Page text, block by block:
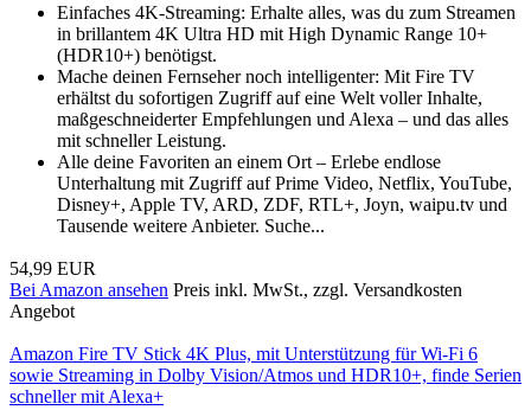
Einfaches 4K-Streaming: Erhalte alles, was du zum Streamen
in brillantem 4K Ultra HD mit High Dynamic Range 10+
(HDR10+) benötigst.
Mache deinen Fernseher noch intelligenter: Mit Fire TV
erhältst du sofortigen Zugriff auf eine Welt voller Inhalte,
maßgeschneiderter Empfehlungen und Alexa – und das alles
mit schneller Leistung.
Alle deine Favoriten an einem Ort – Erlebe endlose
Unterhaltung mit Zugriff auf Prime Video, Netflix, YouTube,
Disney+, Apple TV, ARD, ZDF, RTL+, Joyn, waipu.tv und
Tausende weitere Anbieter. Suche...
54,99 EUR
Bei Amazon ansehen Preis inkl. MwSt., zzgl. Versandkosten
Angebot
Amazon Fire TV Stick 4K Plus, mit Unterstützung für Wi-Fi 6
sowie Streaming in Dolby Vision/Atmos und HDR10+, finde Serien
schneller mit Alexa+